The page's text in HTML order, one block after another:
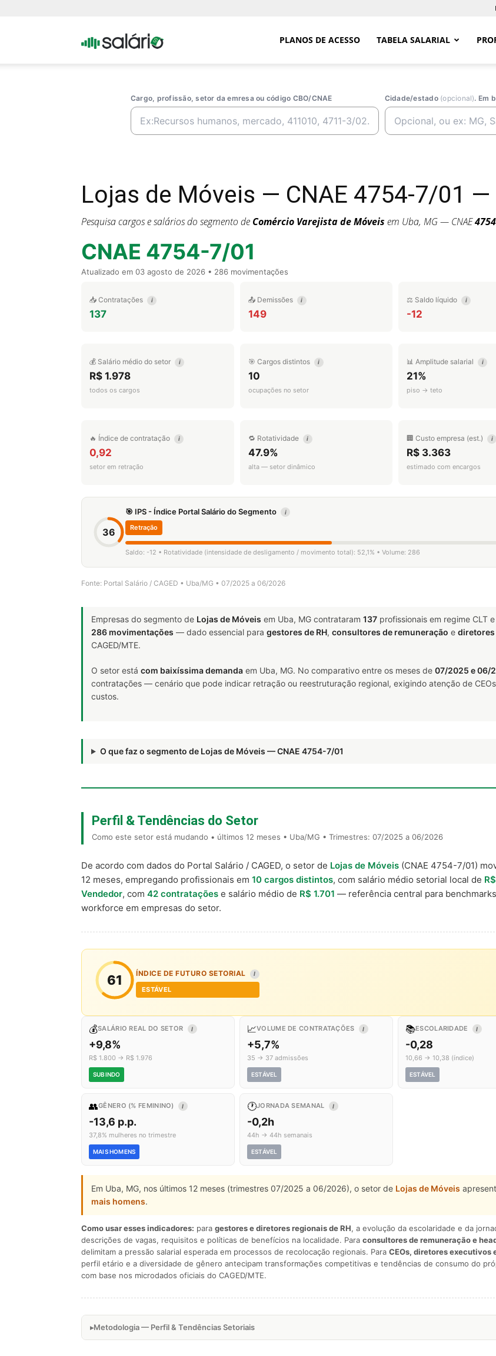
Portal PLANOS DE ACESSO TABELA SALARIAL
Cargo, profissão, setor da emresa ou código CBO/CNAE Cidade/estado (opcional). Em
Lojas de Móveis — CNAE 4754-7/01 —
Pesquisa cargos e salários do segmento de Comércio Varejista de Móveis em Uba, MG — CNAE
CNAE 4754-7/01
Atualizado em 03 agosto de 2026 • 286 movimentações
📥 Contratações i
137
📤 Demissões i
149
⚖️ Saldo líquido i
-12
💰 Salário médio do setor i
R$ 1.978
todos os cargos
🎯 Cargos distintos i
10
ocupações no setor
📊 Amplitude salarial i
21%
piso → teto
🔥 Índice de contratação i
0,92
setor em retração
🔁 Rotatividade i
47.9%
alta — setor dinâmico
🏢 Custo empresa (est.) i
R$ 3.363
estimado com encargos
36
🎯 IPS - Índice Portal Salário do Segmento i
Retração
Saldo: -12 • Rotatividade (intensidade de desligamento / movimento total): 52,1% • Volume: 286
Fonte: Portal Salário / CAGED • Uba/MG • 07/2025 a 06/2026
Empresas do segmento de Lojas de Móveis em Uba, MG contrataram 137 profissionais em regime CLT
286 movimentações — dado essencial para gestores de RH, consultores de remuneração e
CAGED/MTE.
O setor está com baixíssima demanda em Uba, MG. No comparativo entre os meses de 07/2025 e 06/
contratações — cenário que pode indicar retração ou reestruturação regional, exigindo atenção de
custos.
O que faz o segmento de Lojas de Móveis — CNAE 4754-7/01
Perfil & Tendências do Setor
Como este setor está mudando • últimos 12 meses • Uba/MG • Trimestres: 07/2025 a 06/2026
De acordo com dados do Portal Salário / CAGED, o setor de Lojas de Móveis (CNAE 4754-7/01)
12 meses, empregando profissionais em 10 cargos distintos, com salário médio setorial local de
Vendedor, com 42 contratações e salário médio de R$ 1.701 — referência central para
workforce em empresas do setor.
61 ÍNDICE DE FUTURO SETORIAL I
ESTÁVEL
💰SALÁRIO REAL DO SETOR I
+9,8%
R$ 1.800 → R$ 1.976
SUBINDO
📈VOLUME DE CONTRATAÇÕES I
+5,7%
35 → 37 admissões
ESTÁVEL
📚ESCOLARIDADE I
-0,28
10,66 → 10,38 (índice)
ESTÁVEL
👥GÊNERO (% FEMININO) I
-13,6 p.p.
37,8% mulheres no trimestre
MAIS HOMENS
🕐JORNADA SEMANAL I
-0,2h
44h → 44h semanais
ESTÁVEL
Em Uba, MG, nos últimos 12 meses (trimestres 07/2025 a 06/2026), o setor de Lojas de Móveis
mais homens.
Como usar esses indicadores: para gestores e diretores regionais de RH, a evolução da escolaridade e da
descrições de vagas, requisitos e políticas de benefícios na localidade. Para consultores de remuneração e
delimitam a pressão salarial esperada em processos de recolocação regionais. Para CEOs, diretores executivos
perfil etário e a diversidade de gênero antecipam transformações competitivas e tendências de consumo do
com base nos microdados oficiais do CAGED/MTE.
Metodologia — Perfil & Tendências Setoriais